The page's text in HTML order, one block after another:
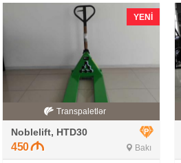
YENI
Transpaletlər
Noblelift, HTD30
450 Bakı